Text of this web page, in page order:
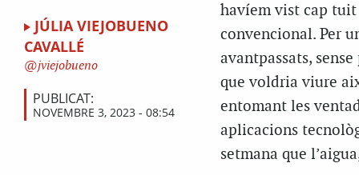
JÚLIA VIEJOBUENO
CAVALLÉ
jviejobueno
PUBLICAT:
NOVEMBRE 3, 2023 - 08:54
havíem vist cap
convencional. Per
avantpassats,
que voldria viure
entomant les
aplicacions
setmana que